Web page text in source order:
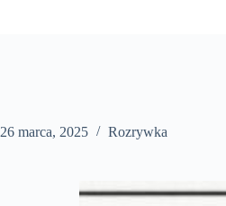
26 marca, 2025 Rozrywka